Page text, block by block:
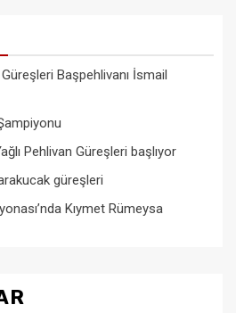
Başpehlivanı İsmail
Pehlivan Güreşleri başlıyor
güreşleri
Kıymet Rümeysa